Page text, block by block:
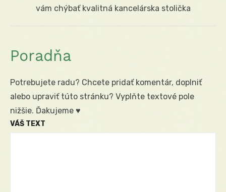
vám chýbať kvalitná kancelárska stolička
Poradňa
Potrebujete radu? Chcete pridať komentár, doplniť
alebo upraviť túto stránku? Vyplňte textové pole
nižšie. Ďakujeme ♥
VÁŠ TEXT